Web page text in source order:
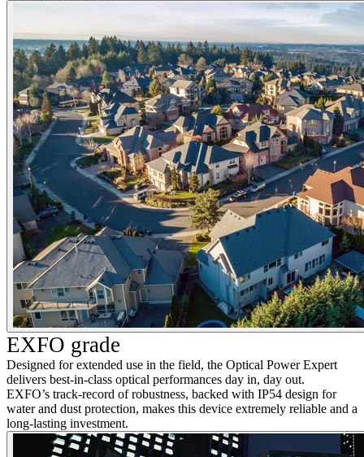
EXFO grade
Designed for extended use in the field, the Optical Power Expert
delivers best-in-class optical performances day in, day out.
EXFO’s track-record of robustness, backed with IP54 design for
water and dust protection, makes this device extremely reliable and a
long-lasting investment.